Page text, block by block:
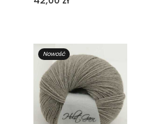
Nowość